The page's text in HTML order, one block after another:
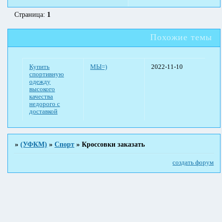
Страница: 1
Похожие темы
Купить
спортивную
одежду
высокого
качества
недорого с
доставкой
МЫ=) 2022-11-10
»(УФКМ) »Спорт »Кроссовки заказать
создать форум